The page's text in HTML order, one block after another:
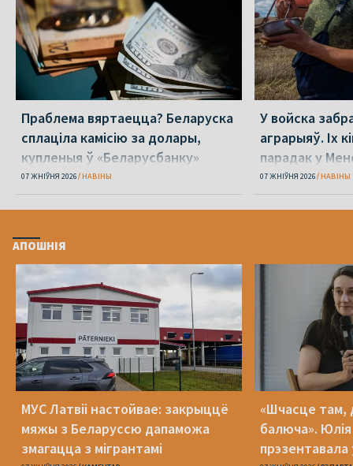
Праблема вяртаецца? Беларуска
сплаціла камісію за долары,
купленыя ў «Беларусбанку»
07 ЖНІЎНЯ 2026 НАВІНЫ
У войска
аграрыяў. Іх
парадак у
07 ЖНІЎНЯ 2026 НАВІНЫ
АПОШНІЯ
МУС Латвіі настойвае: закрыццё
мяжы з Беларуссю дапаможа
змагацца з мігрантамі
«Шчасце там,
балюча».